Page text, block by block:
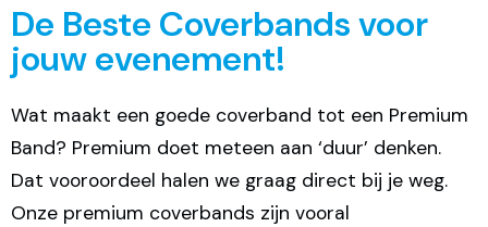
De Beste Coverbands voor
jouw evenement!
Wat maakt een goede coverband tot een Premium
Band? Premium doet meteen aan ‘duur’ denken.
Dat vooroordeel halen we graag direct bij je weg.
Onze premium coverbands zijn vooral